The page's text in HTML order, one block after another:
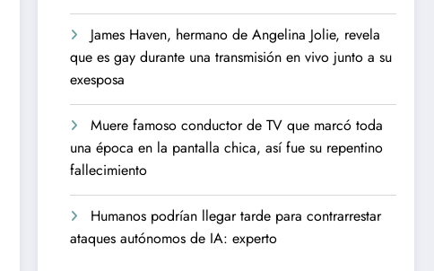
James Haven, hermano de Angelina Jolie, revela
que es gay durante una transmisión en vivo junto a su
exesposa
Muere famoso conductor de TV que marcó toda
una época en la pantalla chica, así fue su repentino
fallecimiento
Humanos podrían llegar tarde para contrarrestar
ataques autónomos de IA: experto